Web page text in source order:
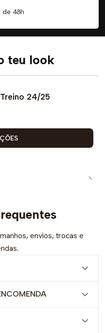
de 48h
teu look
24/25
envios, trocas e